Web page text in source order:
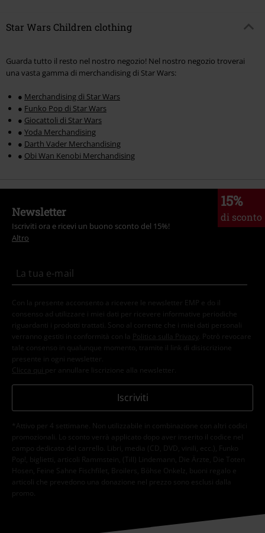
Star Wars Children clothing
Guarda tutto il resto nel nostro negozio! Nel nostro negozio troverai
una vasta gamma di merchandising di Star Wars:
● Merchandising di Star Wars
● Funko Pop di Star Wars
● Giocattoli di Star Wars
● Yoda Merchandising
● Darth Vader Merchandising
● Obi Wan Kenobi Merchandising
15%
di sconto
Newsletter
Iscriviti ora e ricevi un buono sconto del 15%!
Altro
Con la presente acconsento a ricevere le newsletter EMP e do il
consenso ad utilizzare i miei dati per ricevere informative periodiche
riguardanti i prodotti trattati. Sono al corrente che i miei dati personali
verranno gestiti in conformità con la
Politica sulla Privacy
. Potrò revocare
tale consenso in qualunque momento, tramite il link di disiscrizione
presente in ogni newsletter.
Clicca qui per annullare liscrizione alla newsletter.
Iscriviti
*Attivo per 4 settimane. Non utilizzabile in combinazione con altri codici
promozionali. Lo sconto verrà applicato dopo aver inserito il codice nel
campo dedicato del carrello. Libri, media (CD, DVD, vinili, ecc.), Funko
Pop!, biglietti, articoli Rammstein, (Till) Lindemann, Die Ärzte, Die Toten
Hosen, Feine Sahne Fischfilet, Broilers, Böhse Onkelz, buoni regalo e
articoli che prevedono una donazione nel prezzo sono esclusi dalla
promo.